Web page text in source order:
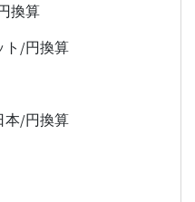
換算
ト/円換算
本/円換算